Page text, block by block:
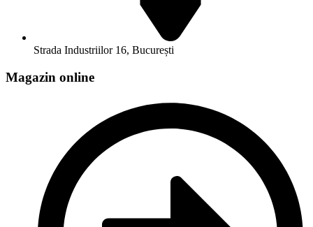
Strada Industriilor 16, București
Magazin online